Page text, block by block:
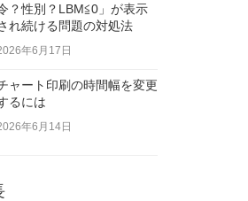
？性別？LBM≦0」が表示
れ続ける問題の対処法
年6月17日
ャート印刷の時間幅を変更
るには
年6月14日